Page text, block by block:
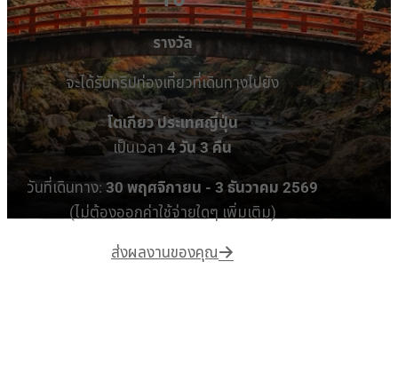
รางวัล
จะได้รับทริปท่องเที่ยวที่เดินทางไปยัง
โตเกียว ประเทศญี่ปุ่น
เป็นเวลา 4 วัน 3 คืน
วันที่เดินทาง: 30 พฤศจิกายน - 3 ธันวาคม 2569
(ไม่ต้องออกค่าใช้จ่ายใดๆ เพิ่มเติม)
ส่งผลงานของคุณ